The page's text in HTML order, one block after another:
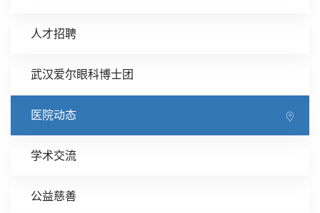
人才招聘
武汉爱尔眼科博士团
医院动态
学术交流
公益慈善